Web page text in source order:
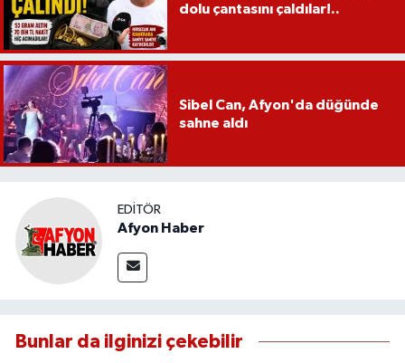
dolu çantasını çaldılar!..
Sibel Can, Afyon'da düğünde
sahne aldı
EDITÖR
Afyon Haber
Bunlar da ilginizi çekebilir